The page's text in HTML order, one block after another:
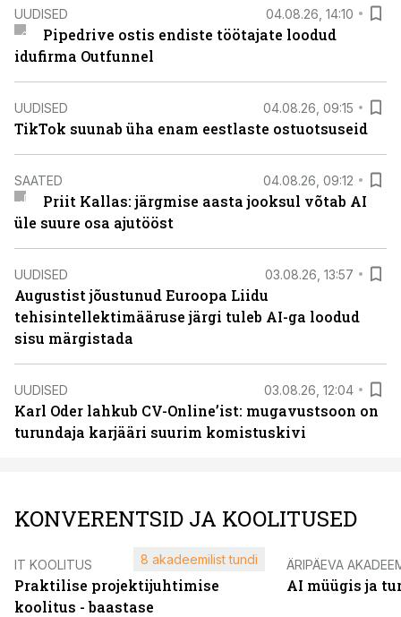
UUDISED 04.08.26, 14:10
Pipedrive ostis endiste töötajate loodud
idufirma Outfunnel
UUDISED 04.08.26, 09:15
TikTok suunab üha enam eestlaste ostuotsuseid
SAATED 04.08.26, 09:12
Priit Kallas: järgmise aasta jooksul võtab AI
üle suure osa ajutööst
UUDISED 03.08.26, 13:57
Augustist jõustunud Euroopa Liidu
tehisintellektimääruse järgi tuleb AI-ga loodud
sisu märgistada
UUDISED 03.08.26, 12:04
Karl Oder lahkub CV-Online’ist: mugavustsoon on
turundaja karjääri suurim komistuskivi
KONVERENTSID JA KOOLITUSED
IT KOOLITUS
Praktilise projektijuhtimise
koolitus - baastase
8 akadeemilist tundi ÄRIPÄEVA
AI müügis ja